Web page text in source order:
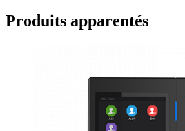
Produits apparentés